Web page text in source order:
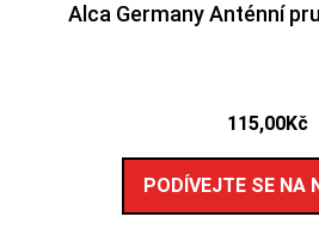
Alca Germany Anténní
115,00Kč
PODÍVEJTE SE NA